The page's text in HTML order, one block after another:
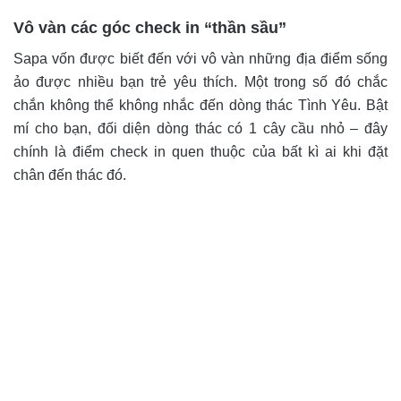
Vô vàn các góc check in “thần sầu”
Sapa vốn được biết đến với vô vàn những địa điểm sống
ảo được nhiều bạn trẻ yêu thích. Một trong số đó chắc
chắn không thể không nhắc đến dòng thác Tình Yêu. Bật
mí cho bạn, đối diện dòng thác có 1 cây cầu nhỏ – đây
chính là điểm check in quen thuộc của bất kì ai khi đặt
chân đến thác đó.